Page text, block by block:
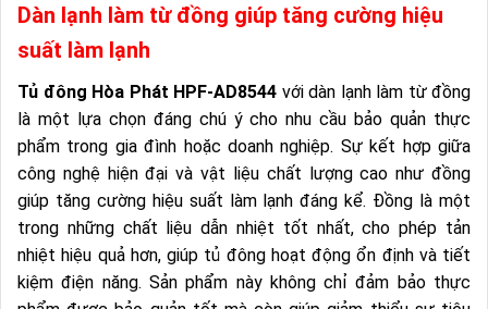
Dàn lạnh làm từ đồng giúp tăng cường hiệu
suất làm lạnh
Tủ đông Hòa Phát HPF-AD8544 với dàn lạnh làm từ đồng
là một lựa chọn đáng chú ý cho nhu cầu bảo quản thực
phẩm trong gia đình hoặc doanh nghiệp. Sự kết hợp giữa
công nghệ hiện đại và vật liệu chất lượng cao như đồng
giúp tăng cường hiệu suất làm lạnh đáng kể. Đồng là một
trong những chất liệu dẫn nhiệt tốt nhất, cho phép tản
nhiệt hiệu quả hơn, giúp tủ đông hoạt động ổn định và tiết
kiệm điện năng. Sản phẩm này không chỉ đảm bảo thực